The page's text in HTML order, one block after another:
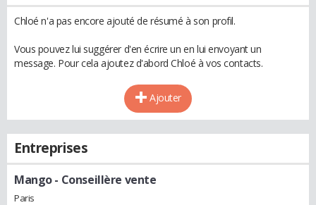
Chloé n'a pas encore ajouté de résumé à son profil.
Vous pouvez lui suggérer d'en écrire un en lui envoyant un
message. Pour cela ajoutez d'abord Chloé à vos contacts.
Ajouter
Entreprises
Mango- Conseillère vente
Paris